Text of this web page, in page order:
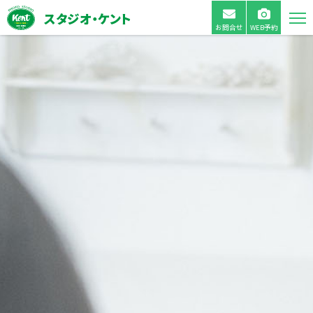
スタジオ・ケント
お問合せ WEB予約